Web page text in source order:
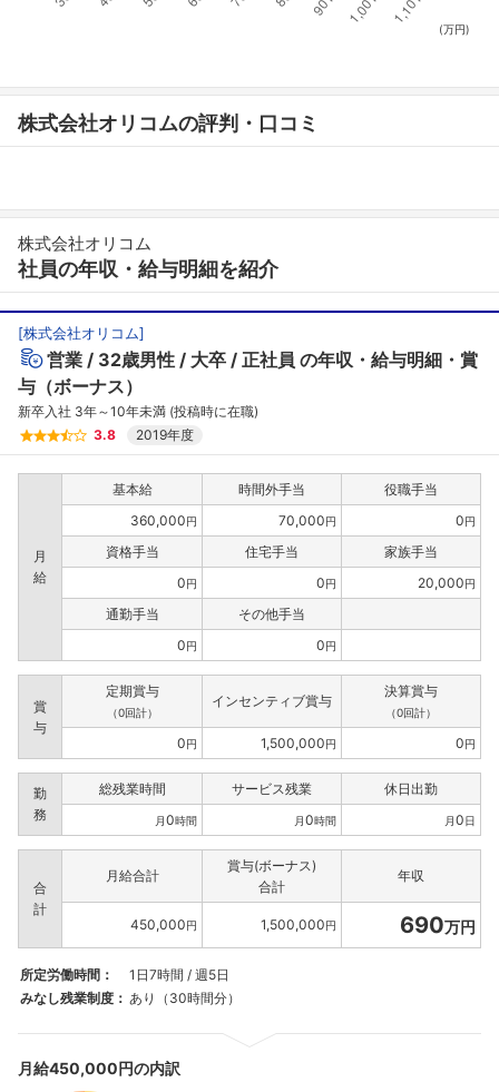
(万円)
株式会社オリコムの評判・口コミ
株式会社オリコム
社員の年収・給与明細を紹介
[株式会社オリコム]
営業 32歳男性 大卒 正社員 の年収・給与明細・賞
与（ボーナス）
新卒入社 3年～10年未満 (投稿時に在職)
3.8
2019年度
月
給
基本給 時間外手当
役職手当
360,000円 70,000円 0円
資格手当 住宅手当
家族手当
0円 0円 20,000円
通勤手当
その他手当
0円 0円
賞
与
定期賞与
（0回計）
インセンティブ賞与
決算賞与
（0回計）
0円 1,500,000円 0円
勤
務
総残業時間 サービス残業 休日出勤
月0時間 月0時間 月0日
合
計
月給合計
賞与(ボーナス)
合計
年収
450,000円 1,500,000円 690万円
所定労働時間：
1日7時間 / 週5日
みなし残業制度： あり（30時間分）
月給450,000円の内訳